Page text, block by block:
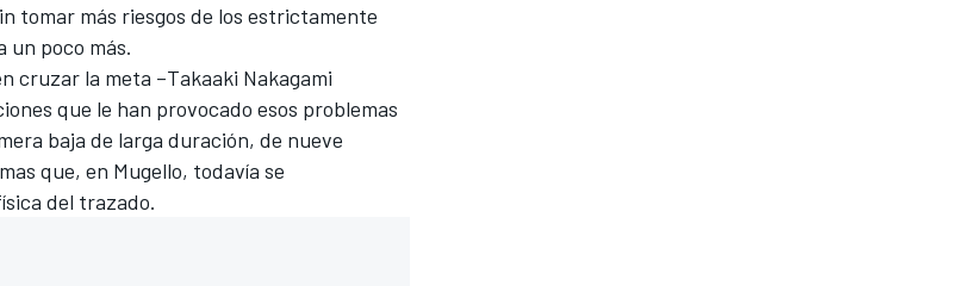
tomar más riesgos de los estrictamente
un poco más.
cruzar la meta –Takaaki Nakagami
que le han provocado esos problemas
baja de larga duración, de nueve
que, en Mugello, todavía se
del trazado.